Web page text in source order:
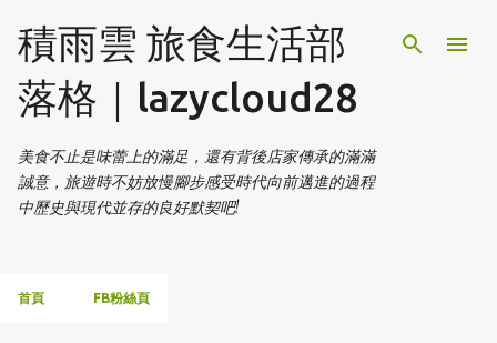
跳到主要內容
積雨雲 旅食生活部
落格｜lazycloud28
美食不止是味蕾上的滿足，還有背後店家傳承的滿滿
誠意，旅遊時不妨放慢腳步感受時代向前邁進的過程
中歷史與現代並存的良好默契吧!
首頁 FB粉絲頁